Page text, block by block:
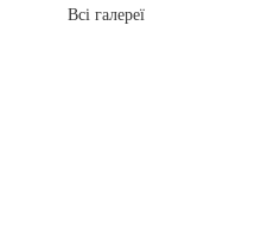
Всі галереї